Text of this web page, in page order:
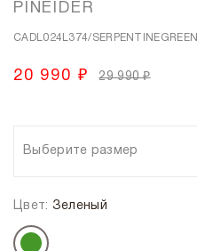
PINEIDER
CADL024L374/SERPENTINEGREEN
20 990 ₽ 29 990 ₽
Выберите размер
Цвет: Зеленый